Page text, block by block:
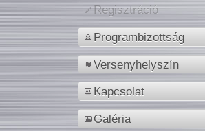
Regisztráció
Programbizottság
Versenyhelyszín
Kapcsolat
Galéria